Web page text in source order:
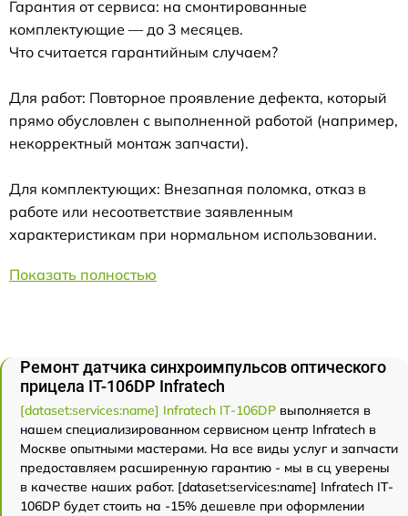
Гарантия от сервиса: на смонтированные
комплектующие — до 3 месяцев.
Что считается гарантийным случаем?
Для работ: Повторное проявление дефекта, который
прямо обусловлен с выполненной работой (например,
некорректный монтаж запчасти).
Для комплектующих: Внезапная поломка, отказ в
работе или несоответствие заявленным
характеристикам при нормальном использовании.
Показать полностью
Ремонт датчика синхроимпульсов оптического
прицела IT-106DP Infratech
[dataset:services:name] Infratech IT-106DP выполняется в
нашем специализированном сервисном центр Infratech в
Москве опытными мастерами. На все виды услуг и запчасти
предоставляем расширенную гарантию - мы в сц уверены
в качестве наших работ. [dataset:services:name] Infratech IT-
106DP будет стоить на -15% дешевле при оформлении